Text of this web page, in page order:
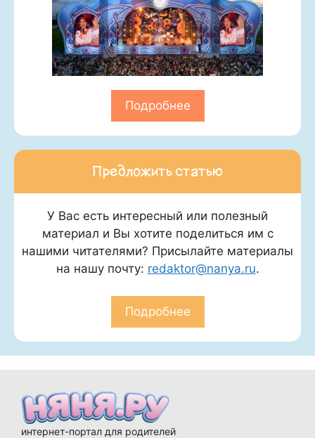
Подробнее
Предложить статью
У Вас есть интересный или полезный
материал и Вы хотите поделиться им с
нашими читателями? Присылайте материалы
на нашу почту: redaktor@nanya.ru.
Подробнее
интернет-портал для родителей